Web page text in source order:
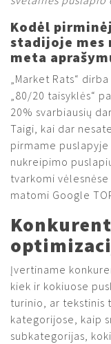
Kodėl
stadijoje mes
meta
„Market Rats“
„80/20 taisyklės“
20% svarbiausių
Taigi, kai dar
pirmame
nukreipimo
tvarkomi
matomi Google
Įvertiname
kiek ir kokiuose
turinio, ar tekstinis
kategorijose, kaip
subkategorijas,